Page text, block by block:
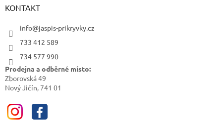
KONTAKT
info@jaspis-prikryvky.cz
733 412 589
734 577 990
Prodejna a odběrné místo:
Zborovská 49
Nový Jičín, 741 01